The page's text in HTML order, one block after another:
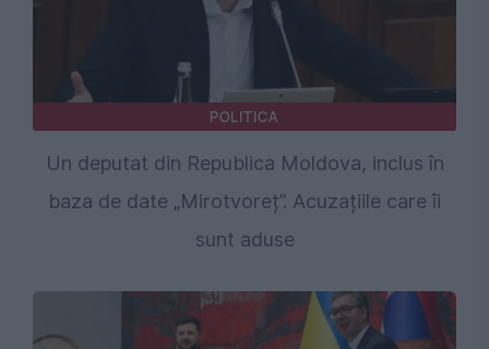
POLITICA
Un deputat din Republica Moldova, inclus în
baza de date „Mirotvoreț”. Acuzațiile care îi
sunt aduse